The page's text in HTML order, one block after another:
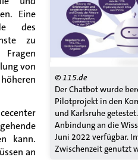
© 115.de
Der Chatbot wurde
Pilotprojekt in den
und Karlsruhe
Anbindung an die
Juni 2022 verfügbar.
Zwischenzeit genutzt
Eine
des
zu
Fragen
von
kann.
an